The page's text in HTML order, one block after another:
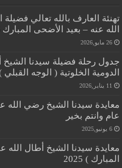
تهنئة العارف بالله تعالي
الله عنه – بعيد الأضحى المبارك 2026 م
26 مايو,2026
جدول رحلة فضيلة سيدنا الشيخ
الدومية الخلوتية ( الوجه القبلي ) لعام
11 يناير,2026
عام وانتم بخير
6 يونيو,2025
معايدة سيدنا الشيخ أطال الله
المبارك ) 2025